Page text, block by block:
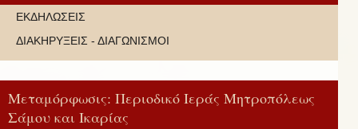
ΕΚΔΗΛΩΣΕΙΣ
ΔΙΑΚΗΡΥΞΕΙΣ - ΔΙΑΓΩΝΙΣΜΟΙ
Μεταμόρφωσις: Περιοδικό Ιεράς Μητροπόλεως
Σάμου και Ικαρίας